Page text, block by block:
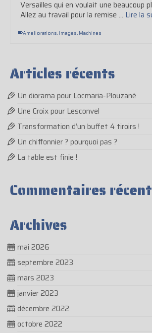
Versailles qui en voulait une beaucoup
Allez au travail pour la remise … Lire la
Ameliorations, Images, Machines
Articles récents
Un diorama pour Locmaria-Plouzané
Une Croix pour Lesconvel
Transformation d’un buffet 4 tiroirs !
Un chiffonnier ? pourquoi pas ?
La table est finie !
Commentaires
Archives
mai 2026
septembre 2023
mars 2023
janvier 2023
décembre 2022
octobre 2022